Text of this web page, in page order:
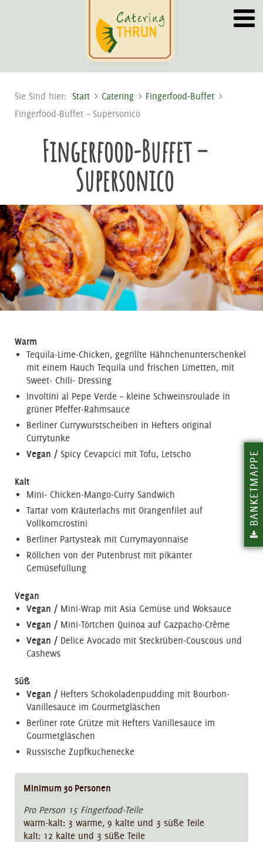
Sie Sind hier: Start Catering
Fingerfood-Buffet
Fingerfood-Buffet – Supersonico
Fingerfood-Buffet –
Supersonico
Warm
Tequila-Lime-Chicken, gegrillte Hähnchenunterschenkel
mit einem Hauch Tequila und frischen Limetten, mit
Sweet- Chili- Dressing
Involtini al Pepe Verde – kleine Schweinsroulade in
grüner Pfeffer-Rahmsauce
Berliner Currywurstscheiben in Hefters original
Currytunke
Vegan / Spicy Cevapcici mit Tofu, Letscho
Kalt
Mini- Chicken-Mango-Curry Sandwich
Tartar vom Kräuterlachs mit Orangenfilet auf
Vollkorncrostini
Berliner Partysteak mit Currymayonnaise
Röllchen von der Putenbrust mit pikanter
Gemüsefüllung
Vegan
Vegan / Mini-Wrap mit Asia Gemüse und Woksauce
Vegan / Mini-Törtchen Quinoa auf Gazpacho-Crème
Vegan / Delice Avocado mit Steckrüben-Couscous und
Cashews
Süß
Vegan / Hefters Schokoladenpudding mit Bourbon-
Vanillesauce im Gourmetgläschen
Berliner rote Grütze mit Hefters Vanillesauce im
Gourmetgläschen
Russische Zupfkuchenecke
Minimum 30 Personen
Pro Person 15 Fingerfood-Teile
warm-kalt: 3 warme, 9 kalte und 3 süße Teile
kalt: 12 kalte und 3 süße Teile
BANKETMAPPE